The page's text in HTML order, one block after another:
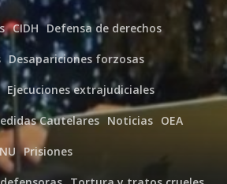
CIDH Defensa de derechos
Desapariciones forzosas
Ejecuciones extrajudiciales
Cautelares Noticias OEA
Prisiones
Publicaciones